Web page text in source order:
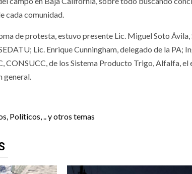
cada comunidad.
de protesta, estuvo presente Lic. Miguel Soto
Lic. Enrique Cunningham, delegado de la PA;
CONSUCC, de los Sistema Producto Trigo, Alfalfa, el
general.
Políticos, .. y otros temas